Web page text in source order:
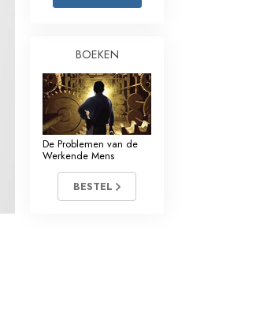
bij het Dagelijks Werk
en de Condities
van Onderdrukking
van Organiseren
BOEKEN
De Problemen van de
Werkende Mens
BESTEL